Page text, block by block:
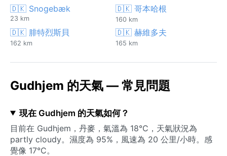
🇩🇰 Snogebæk
23 km
🇩🇰 哥本哈根
160 km
🇩🇰 腓特烈斯貝
162 km
🇩🇰 赫維多夫
165 km
Gudhjem 的天氣 — 常見問題
現在 Gudhjem 的天氣如何？
目前在 Gudhjem，丹麥，氣溫為 18°C，天氣狀況為
partly cloudy。濕度為 95%，風速為 20 公里/小時。感
覺像 17°C。